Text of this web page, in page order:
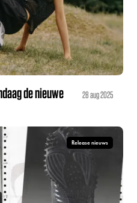
de nieuwe
28 aug 2025
Release nieuws